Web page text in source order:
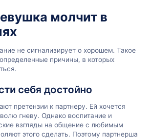
молчит в
не сигнализирует о хорошем. Такое
причины, в которых
себя достойно
претензии к партнеру. Ей хочется
гневу. Однако воспитание и
взгляды на общение с любимым
этого сделать. Поэтому партнерша